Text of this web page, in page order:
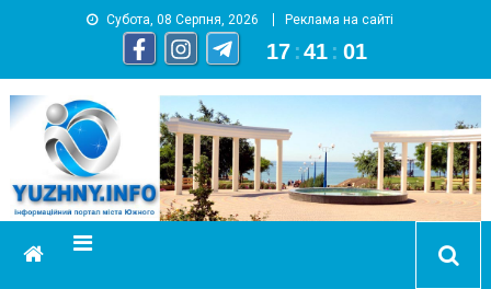
Субота, 08 Серпня, 2026 Реклама на сайті
17 :41 : 02
YUZHNY.INFO
информационный портал города Южный